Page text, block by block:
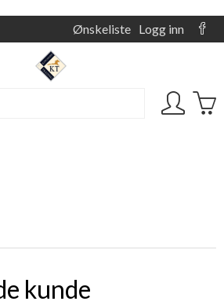
Ønskeliste Logg inn
kunde